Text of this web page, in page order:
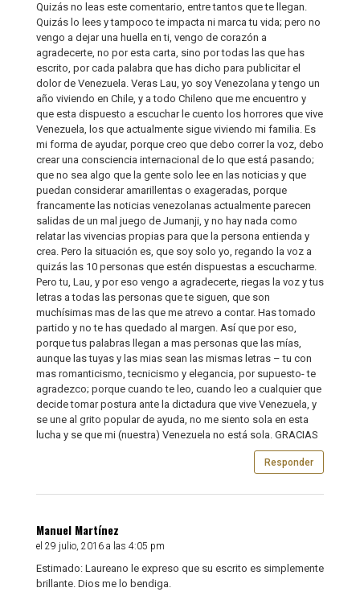
Quizás no leas este comentario, entre tantos que te llegan.
Quizás lo lees y tampoco te impacta ni marca tu vida; pero no
vengo a dejar una huella en ti, vengo de corazón a
agradecerte, no por esta carta, sino por todas las que has
escrito, por cada palabra que has dicho para publicitar el
dolor de Venezuela. Veras Lau, yo soy Venezolana y tengo un
año viviendo en Chile, y a todo Chileno que me encuentro y
que esta dispuesto a escuchar le cuento los horrores que vive
Venezuela, los que actualmente sigue viviendo mi familia. Es
mi forma de ayudar, porque creo que debo correr la voz, debo
crear una consciencia internacional de lo que está pasando;
que no sea algo que la gente solo lee en las noticias y que
puedan considerar amarillentas o exageradas, porque
francamente las noticias venezolanas actualmente parecen
salidas de un mal juego de Jumanji, y no hay nada como
relatar las vivencias propias para que la persona entienda y
crea. Pero la situación es, que soy solo yo, regando la voz a
quizás las 10 personas que estén dispuestas a escucharme.
Pero tu, Lau, y por eso vengo a agradecerte, riegas la voz y tus
letras a todas las personas que te siguen, que son
muchísimas mas de las que me atrevo a contar. Has tomado
partido y no te has quedado al margen. Así que por eso,
porque tus palabras llegan a mas personas que las mías,
aunque las tuyas y las mias sean las mismas letras – tu con
mas romanticismo, tecnicismo y elegancia, por supuesto- te
agradezco; porque cuando te leo, cuando leo a cualquier que
decide tomar postura ante la dictadura que vive Venezuela, y
se une al grito popular de ayuda, no me siento sola en esta
lucha y se que mi (nuestra) Venezuela no está sola. GRACIAS
Responder
Manuel Martínez
el 29 julio, 2016 a las 4:05 pm
Estimado: Laureano le expreso que su escrito es simplemente
brillante. Dios me lo bendiga.